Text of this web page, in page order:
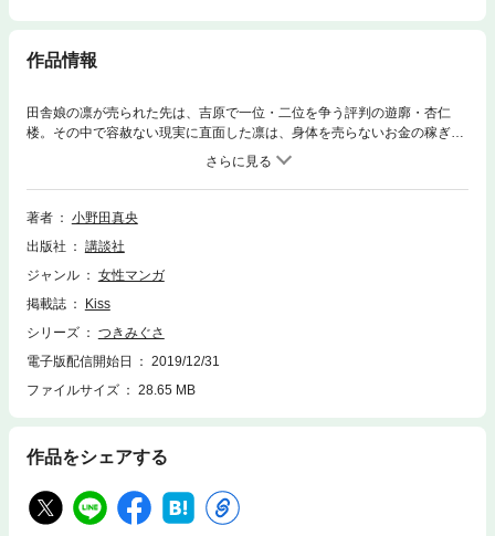
作品情報
田舎娘の凛が売られた先は、吉原で一位・二位を争う評判の遊廓・杏仁
楼。その中で容赦ない現実に直面した凛は、身体を売らないお金の稼ぎ方
を見つけると宣言した。前に進み続ける少女が辿りついた先は…!? 吉原
で生きる女たちの物語、堂々完結！
著者
小野田真央
出版社
講談社
ジャンル
女性マンガ
掲載誌
Kiss
シリーズ
つきみぐさ
電子版配信開始日
2019/12/31
ファイルサイズ
28.65 MB
作品をシェアする